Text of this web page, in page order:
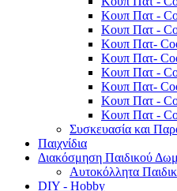
Κουπ Πατ -
Κουπ Πατ -
Κουπ Πατ-
Κουπ Πατ-
Κουπ Πατ -
Κουπ Πατ-
Κουπ Πατ -
Κουπ Πατ -
Συσκευασία και
Παιχνίδια
Διακόσμηση Παιδικού
Αυτοκόλλητα
DIY - Hobby